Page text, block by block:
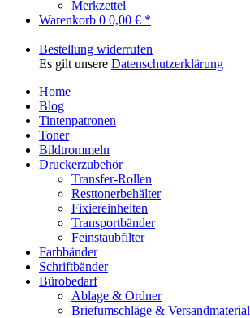
Merkzettel
Warenkorb 0 0,00 € *
Bestellung widerrufen
Es gilt unsere Datenschutzerklärung
Home
Blog
Tintenpatronen
Toner
Bildtrommeln
Druckerzubehör
Transfer-Rollen
Resttonerbehälter
Fixiereinheiten
Transportbänder
Feinstaubfilter
Farbbänder
Schriftbänder
Bürobedarf
Ablage & Ordner
Briefumschläge & Versandmaterial